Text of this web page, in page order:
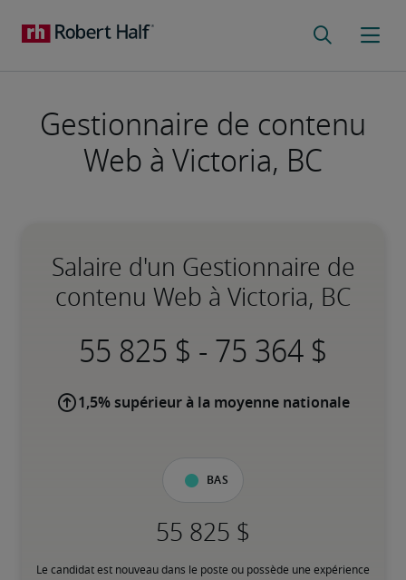
Gestionnaire de contenu
Web à Victoria, BC
Salaire d'un Gestionnaire de
contenu Web à Victoria, BC
-
1,5% supérieur à la moyenne nationale
Bas
Le candidat est nouveau dans le poste ou possède une expérience